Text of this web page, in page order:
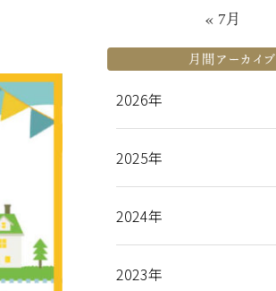
« 7月
月間アーカイブ
2026
2025
2024
2023